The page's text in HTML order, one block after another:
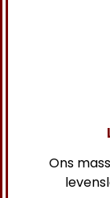
Ons